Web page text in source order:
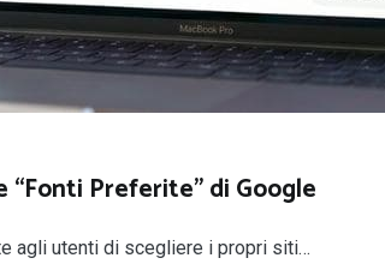
“Fonti Preferite” di Google
agli utenti di scegliere i propri siti…